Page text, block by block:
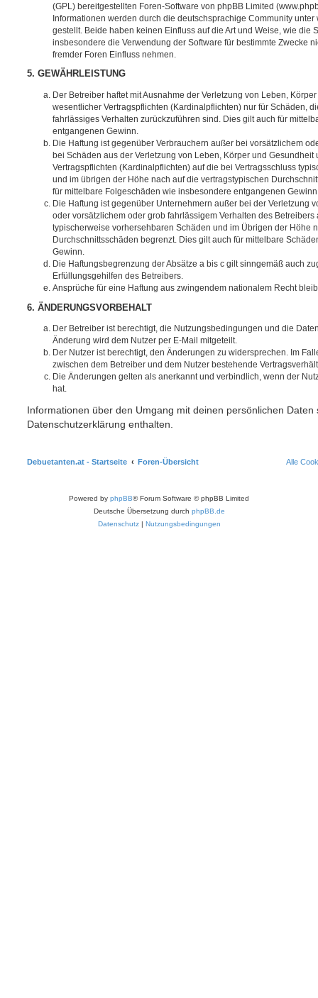
(GPL) bereitgestellten Foren-Software von phpBB Limited
Informationen werden durch die deutschsprachige Community unter
gestellt. Beide haben keinen Einfluss auf die Art und Weise, wie die
insbesondere die Verwendung der Software für bestimmte Zwecke
fremder Foren Einfluss nehmen.
5. GEWÄHRLEISTUNG
Der Betreiber haftet mit Ausnahme der Verletzung von Leben,
wesentlicher Vertragspflichten (Kardinalpflichten) nur für Schäden,
fahrlässiges Verhalten zurückzuführen sind. Dies gilt auch für
entgangenen Gewinn.
Die Haftung ist gegenüber Verbrauchern außer bei vorsätzlichem
bei Schäden aus der Verletzung von Leben, Körper und
Vertragspflichten (Kardinalpflichten) auf die bei Vertragsschluss
und im übrigen der Höhe nach auf die vertragstypischen
für mittelbare Folgeschäden wie insbesondere entgangenen
Die Haftung ist gegenüber Unternehmern außer bei der Verletzung
oder vorsätzlichem oder grob fahrlässigem Verhalten des Betreibers
typischerweise vorhersehbaren Schäden und im Übrigen der Höhe
Durchschnittsschäden begrenzt. Dies gilt auch für mittelbare
Gewinn.
Die Haftungsbegrenzung der Absätze a bis c gilt sinngemäß auch
Erfüllungsgehilfen des Betreibers.
Ansprüche für eine Haftung aus zwingendem nationalem Recht
6. ÄNDERUNGSVORBEHALT
Der Betreiber ist berechtigt, die Nutzungsbedingungen und die
Änderung wird dem Nutzer per E-Mail mitgeteilt.
Der Nutzer ist berechtigt, den Änderungen zu widersprechen. Im
zwischen dem Betreiber und dem Nutzer bestehende
Die Änderungen gelten als anerkannt und verbindlich, wenn der
hat.
Informationen über den Umgang mit deinen persönlichen Daten
Datenschutzerklärung enthalten.
Debuetanten.at - Startseite Foren-Übersicht Alle
Powered by phpBB® Forum Software © phpBB Limited
Deutsche Übersetzung durch phpBB.de
Datenschutz| Nutzungsbedingungen